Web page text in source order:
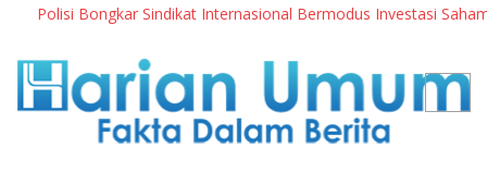
Bongkar Sindikat Internasional Bermodus Investasi Saham &